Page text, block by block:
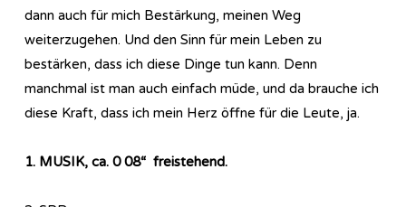
dann auch für mich Bestärkung, meinen Weg
weiterzugehen. Und den Sinn für mein Leben zu
bestärken, dass ich diese Dinge tun kann. Denn
manchmal ist man auch einfach müde, und da brauche ich
diese Kraft, dass ich mein Herz öffne für die Leute, ja.
1. MUSIK, ca. 0 08“ freistehend.